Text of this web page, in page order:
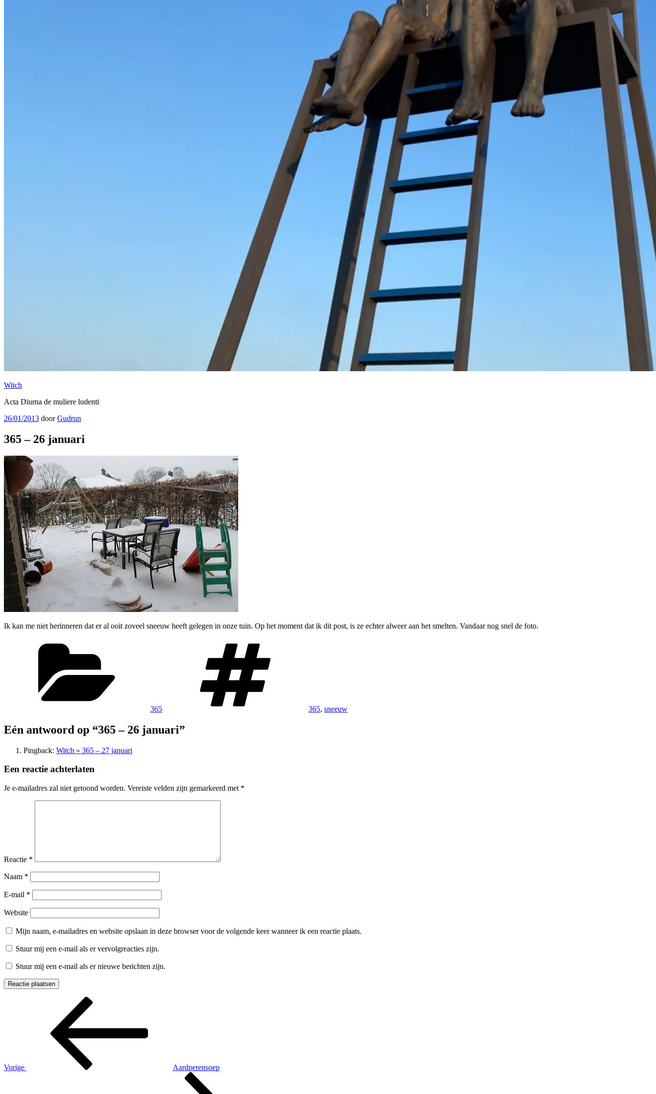
Witch
Acta Diurna de muliere ludenti
Geplaatst
26/01/2013 doorGudrun
365 – 26 januari
Ik kan me niet herinneren dat er al ooit zoveel sneeuw heeft gelegen in onze tuin. Op het moment dat ik dit post, is ze echter alweer aan het smelten. Vandaar nog snel de foto.
365 365, sneeuw
Eén antwoord op “365 – 26 januari”
Pingback: Witch » 365 – 27 januari
Een reactie achterlaten
Je e-mailadres zal niet getoond worden. Vereiste velden zijn gemarkeerd met *
Reactie *
Naam *
E-mail *
Website
Mijn naam, e-mailadres en website opslaan in deze browser voor de volgende keer wanneer ik een reactie plaats.
Stuur mij een e-mail als er vervolgreacties zijn.
Stuur mij een e-mail als er nieuwe berichten zijn.
Berichtnavigatie
Vorige
Aardperensoep